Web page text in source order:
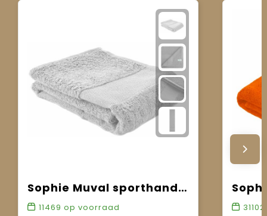
Sophie Muval sporthanddoek 130x30 cm, 450 gr/m²
11469 op voorraad
31102